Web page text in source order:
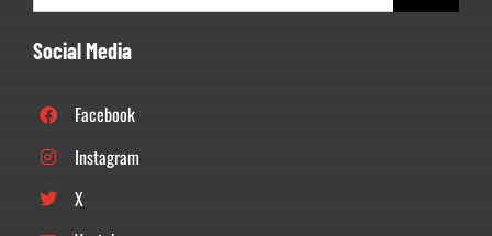
Social Media
Facebook
Instagram
X